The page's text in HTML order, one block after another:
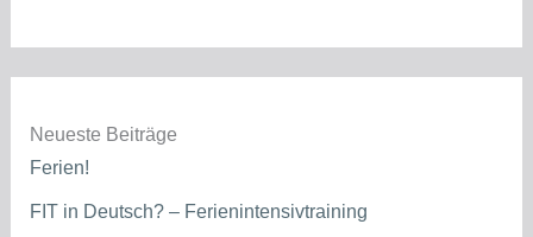
Neueste Beiträge
Ferien!
FIT in Deutsch? – Ferienintensivtraining